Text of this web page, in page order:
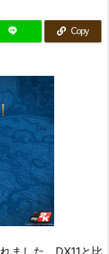
Copy
ました。DX11と比